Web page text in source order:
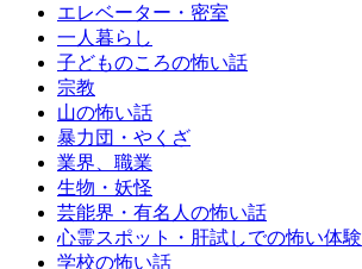
エレベーター・密室
一人暮らし
子どものころの怖い話
宗教
山の怖い話
暴力団・やくざ
業界、職業
生物・妖怪
芸能界・有名人の怖い話
心霊スポット・肝試しでの怖い体験
学校の怖い話